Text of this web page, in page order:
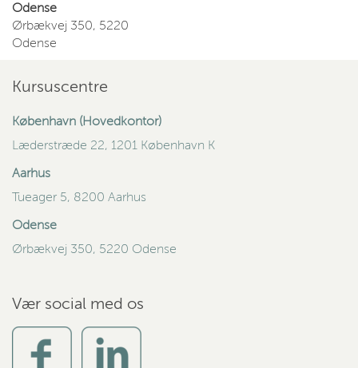
Odense
Ørbækvej 350, 5220
Odense
Kursuscentre
København (Hovedkontor)
Læderstræde 22, 1201 København K
Aarhus
Tueager 5, 8200 Aarhus
Odense
Ørbækvej 350, 5220 Odense
Vær social med os